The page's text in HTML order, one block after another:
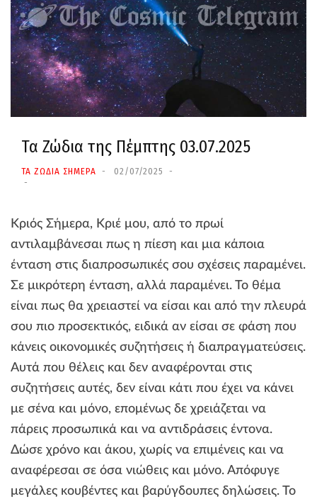
Τα Ζώδια της Πέμπτης 03.07.2025
ΤΑ ΖΩΔΙΑ ΣΗΜΕΡΑ 02/07/2025
Κριός Σήμερα, Κριέ μου, από το πρωί
αντιλαμβάνεσαι πως η πίεση και μια κάποια
ένταση στις διαπροσωπικές σου σχέσεις παραμένει.
Σε μικρότερη ένταση, αλλά παραμένει. Το θέμα
είναι πως θα χρειαστεί να είσαι και από την πλευρά
σου πιο προσεκτικός, ειδικά αν είσαι σε φάση που
κάνεις οικονομικές συζητήσεις ή διαπραγματεύσεις.
Αυτά που θέλεις και δεν αναφέρονται στις
συζητήσεις αυτές, δεν είναι κάτι που έχει να κάνει
με σένα και μόνο, επομένως δε χρειάζεται να
πάρεις προσωπικά και να αντιδράσεις έντονα.
Δώσε χρόνο και άκου, χωρίς να επιμένεις και να
αναφέρεσαι σε όσα νιώθεις και μόνο. Απόφυγε
μεγάλες κουβέντες και βαρύγδουπες δηλώσεις. Το